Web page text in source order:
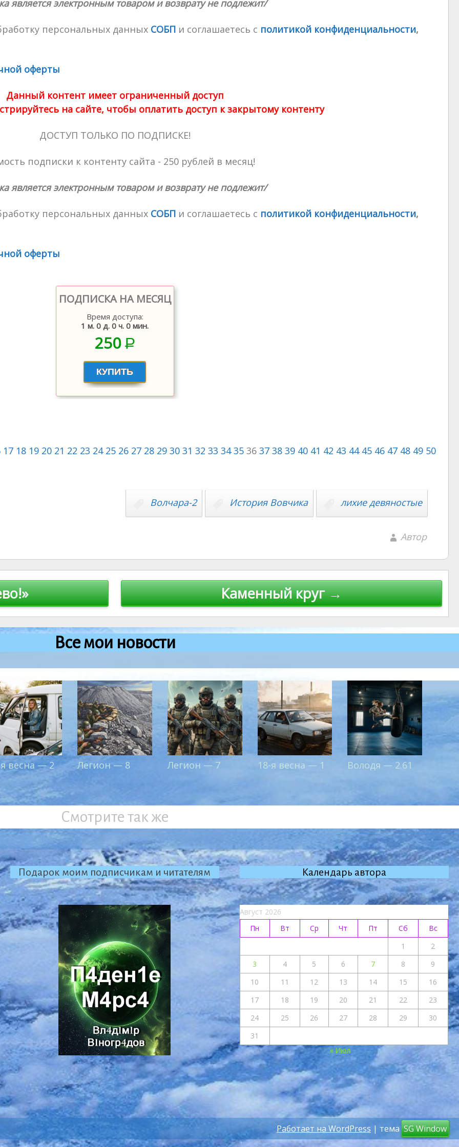
является электронным товаром и возврату не подлежит/
персональных данных СОБП и соглашаетесь с политикой конфиденциальности,
оферты
Данный контент имеет ограниченный доступ
на сайте, чтобы оплатить доступ к закрытому контенту
ДОСТУП ТОЛЬКО ПО ПОДПИСКЕ!
подписки к контенту сайта - 250 рублей в месяц!
является электронным товаром и возврату не подлежит/
персональных данных СОБП и соглашаетесь с политикой конфиденциальности,
оферты
ПОДПИСКА НА МЕСЯЦ
Время доступа:
1 м. 0 д. 0 ч. 0 мин.
250 P
–
17 18 19 20 21 22 23 24 25 26 27 28 29 30 31 32 33 34 35 36 37 38 39 40 41 42 43 44 45 46 47 48 49 50
Волчара-2 История Вовчика лихие девяностые
Автор
Каменный круг →
Все мои новости
весна — 2 Легион — 8 Легион — 7 18-я весна — 1 Володя — 2.61
Смотрите так же
Подарок моим подписчикам и читателям Календарь автора
Август 2026
Пн
Вт Ср Чт Пт Сб
Вс
1
2
3
4 5 6 7 8
9
10
11 12 13 14 15
16
17
18 19 20 21 22
23
24
25 26 27 28 29
30
31
« Июл
Работает на WordPress | тема SG Window